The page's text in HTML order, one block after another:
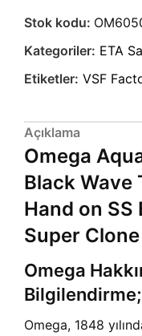
Stok kodu:
Kategoriler: ETA
Etiketler: VSF
Açıklama
Omega
Black Wave
Hand on
Super Clone
Omega
Bilgilendirme;
Omega, 1848